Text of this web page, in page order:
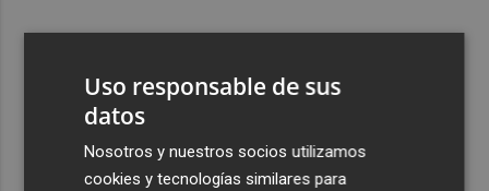
Aemet prevé peligro de incendios "muy alto" o
el día del eclipse
Uso responsable de sus
datos
Nosotros y nuestros socios utilizamos
cookies y tecnologías similares para